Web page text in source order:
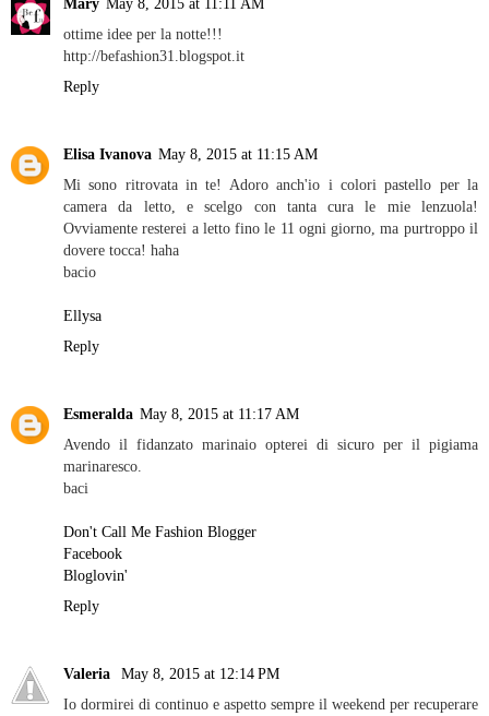
Mary May 8, 2015 at 11:11 AM
ottime idee per la notte!!!
http://befashion31.blogspot.it
Reply
Elisa Ivanova May 8, 2015 at 11:15 AM
Mi sono ritrovata in te! Adoro anch'io i colori pastello per la
camera da letto, e scelgo con tanta cura le mie lenzuola!
Ovviamente resterei a letto fino le 11 ogni giorno, ma purtroppo il
dovere tocca! haha
bacio
Ellysa
Reply
Esmeralda May 8, 2015 at 11:17 AM
Avendo il fidanzato marinaio opterei di sicuro per il pigiama
marinaresco.
baci
Don't Call Me Fashion Blogger
Facebook
Bloglovin'
Reply
Valeria
May 8, 2015 at 12:14 PM
Io dormirei di continuo e aspetto sempre il weekend per recuperare